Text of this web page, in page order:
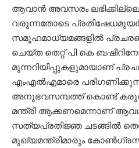
ആവാൻ അവസരം
വരുന്നതോടെ
സമൂഹമാധ്യമങ്ങളിൽ
ചെയ്ത തെറ്റ് പി കെ
മുന്നറിയിപ്പുകളുമായാണ്
എംഎൽഎമാരെ
അനുഭവസമ്പത്ത് കൊണ്ട്
മന്ത്രി ആക്കണമെന്നാണ്
സത്യപ്രതിജ്ഞ ചടങ്ങില്‍
മുഖ്യമന്ത്രിമാരും